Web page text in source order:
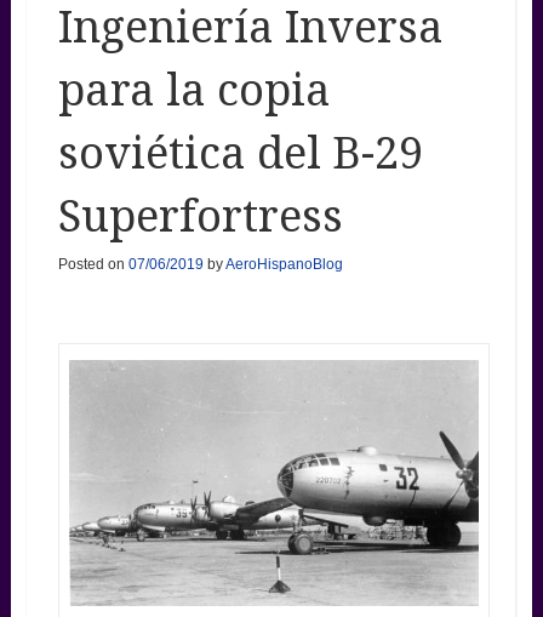
Ingeniería Inversa
para la copia
soviética del B-29
Superfortress
Posted on 07/06/2019 byAeroHispanoBlog